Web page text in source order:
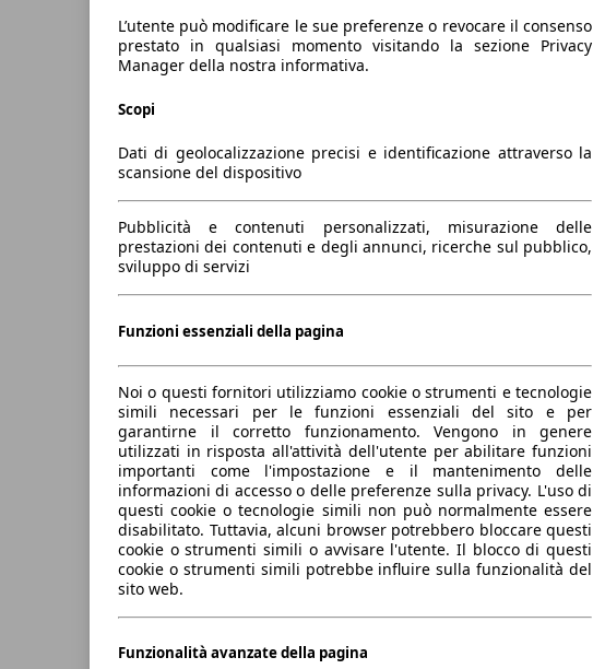
L’utente può modificare le sue preferenze o revocare il consenso
prestato in qualsiasi momento visitando la sezione Privacy
Manager della nostra informativa.
Scopi
Dati di geolocalizzazione precisi e identificazione attraverso la
scansione del dispositivo
Pubblicità e contenuti personalizzati, misurazione delle
prestazioni dei contenuti e degli annunci, ricerche sul pubblico,
sviluppo di servizi
Funzioni essenziali della pagina
Noi o questi fornitori utilizziamo cookie o strumenti e tecnologie
simili necessari per le funzioni essenziali del sito e per
garantirne il corretto funzionamento. Vengono in genere
utilizzati in risposta all'attività dell'utente per abilitare funzioni
importanti come l'impostazione e il mantenimento delle
informazioni di accesso o delle preferenze sulla privacy. L'uso di
questi cookie o tecnologie simili non può normalmente essere
disabilitato. Tuttavia, alcuni browser potrebbero bloccare questi
cookie o strumenti simili o avvisare l'utente. Il blocco di questi
cookie o strumenti simili potrebbe influire sulla funzionalità del
sito web.
Funzionalità avanzate della pagina